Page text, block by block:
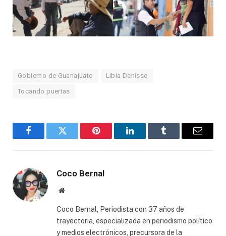
Gobierno de Guanajuato Libia Denisse
Tocando puertas
FacebookTwitter Pinterest LinkedInTumblr Email
Coco Bernal
Website
Coco Bernal, Periodista con 37 años de
trayectoria, especializada en periodismo político
y medios electrónicos, precursora de la